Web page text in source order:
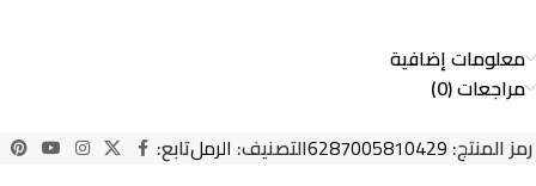
معلومات إضافية
مراجعات (0)
رمز المنتج: 6287005810429التصنيف: الرملتابع: